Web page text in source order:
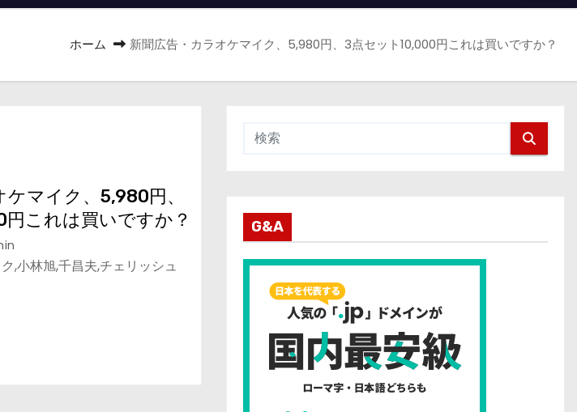
ホーム 新聞広告・カラオケマイク、5,980円、3点セット10,000円これは買いですか？
マイク、5,980円、
これは買いですか？
,小林旭,千昌夫,チェリッシュ
G&A